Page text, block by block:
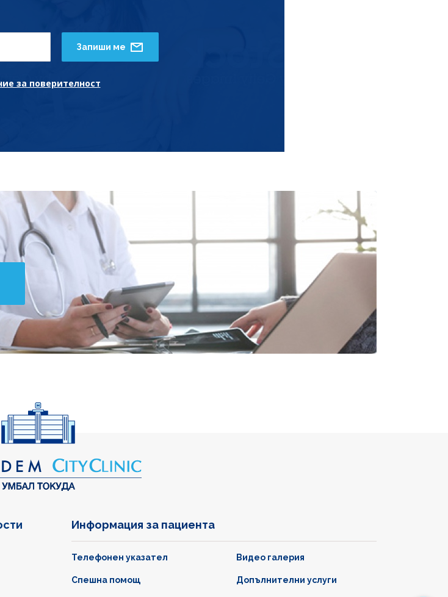
за поверителност
Запиши ме
Информация за пациента
Телефонен указател Видео галерия
Спешна помощ Допълнителни услуги